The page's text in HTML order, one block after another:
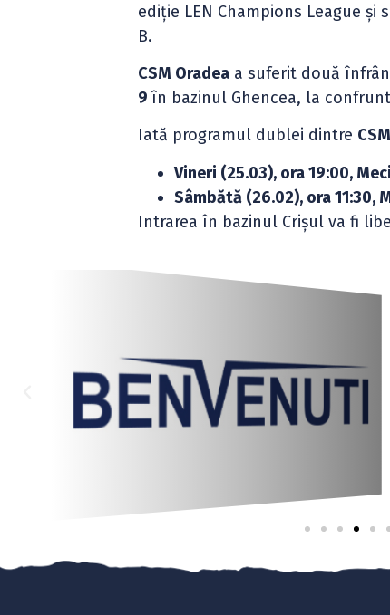
ediție LEN Champions League
B.
CSM Oradea a suferit două
9în bazinul Ghencea, la
Iată programul dublei dintre
Vineri (25.03), ora 19:00,
Sâmbătă (26.02), ora 11:30,
Intrarea în bazinul Crișul va fi